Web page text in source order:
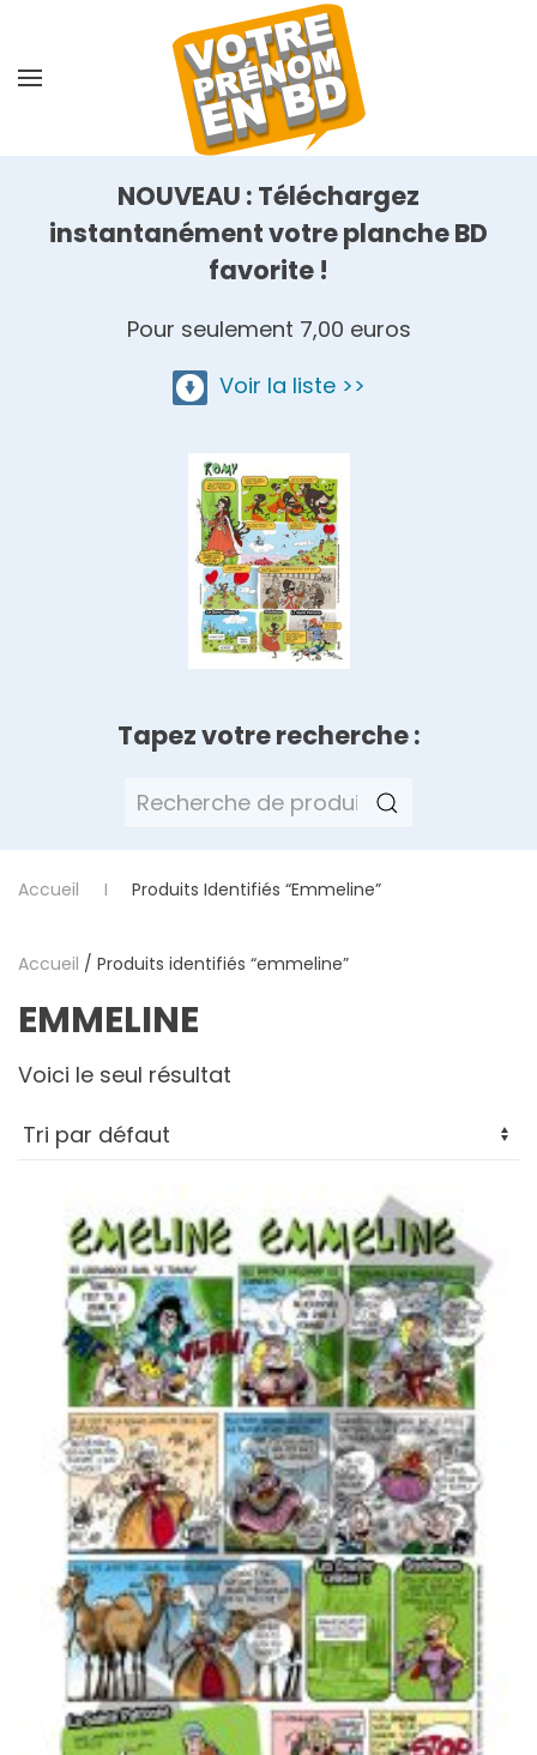
NOUVEAU : Téléchargez
instantanément votre planche BD
favorite !
Pour seulement 7,00 euros
Voir la liste >>
Tapez votre recherche :
Recherche
Accueil Produits Identifiés “emmeline”
Accueil / Produits identifiés “emmeline”
EMMELINE
Voici le seul résultat